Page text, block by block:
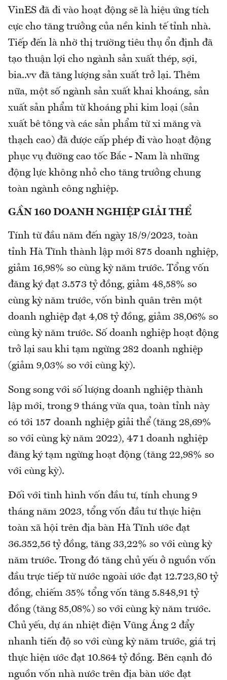
VinES đã đi vào hoạt động sẽ là hiệu ứng tích
cực cho tăng trưởng của nền kinh tế tỉnh nhà.
Tiếp đến là nhờ thị trường tiêu thụ ổn định đã
tạo thuận lợi cho ngành sản xuất thép, sợi,
bia..vv đã tăng lượng sản xuất trở lại. Thêm
nữa, một số ngành sản xuất khai khoáng, sản
xuất sản phẩm từ khoáng phi kim loại (sản
xuất bê tông và các sản phẩm từ xi măng và
thạch cao) đã được cấp phép đi vào hoạt động
phục vụ đường cao tốc Bắc - Nam là những
động lực không nhỏ cho tăng trưởng chung
toàn ngành công nghiệp.
GẦN 160 DOANH NGHIỆP GIẢI THỂ
Tính từ đầu năm đến ngày 18/9/2023, toàn
tỉnh Hà Tĩnh thành lập mới 875 doanh nghiệp,
giảm 16,98% so cùng kỳ năm trước. Tổng vốn
đăng ký đạt 3.573 tỷ đồng, giảm 48,58% so
cùng kỳ năm trước, vốn bình quân trên một
doanh nghiệp đạt 4,08 tỷ đồng, giảm 38,06% so
cùng kỳ năm trước. Số doanh nghiệp hoạt động
trở lại sau khi tạm ngừng 282 doanh nghiệp
(giảm 9,03% so với cùng kỳ).
Song song với số lượng doanh nghiệp thành
lập mới, trong 9 tháng vừa qua, toàn tỉnh này
có tới 157 doanh nghiệp giải thể (tăng 28,69%
so với cùng kỳ năm 2022), 471 doanh nghiệp
đăng ký tạm ngừng hoạt động (tăng 22,98% so
với cùng kỳ).
Đối với tình hình vốn đầu tư, tính chung 9
tháng năm 2023, tổng vốn đầu tư thực hiện
toàn xã hội trên địa bàn Hà Tĩnh ước đạt
36.352,56 tỷ đồng, tăng 33,22% so với cùng kỳ
năm trước. Trong đó tăng chủ yếu ở nguồn vốn
đầu trực tiếp từ nước ngoài ước đạt 12.723,80 tỷ
đồng, chiếm 35% tổng vốn tăng 5.848,91 tỷ
đồng (tăng 85,08%) so với cùng kỳ năm trước.
Chủ yếu, dự án nhiệt điện Vũng Áng 2 đẩy
nhanh tiến độ so với cùng kỳ năm trước, giá trị
thực hiện ước đạt 10.864 tỷ đồng. Bên cạnh đó
nguồn vốn nhà nước trên địa bàn ước đạt